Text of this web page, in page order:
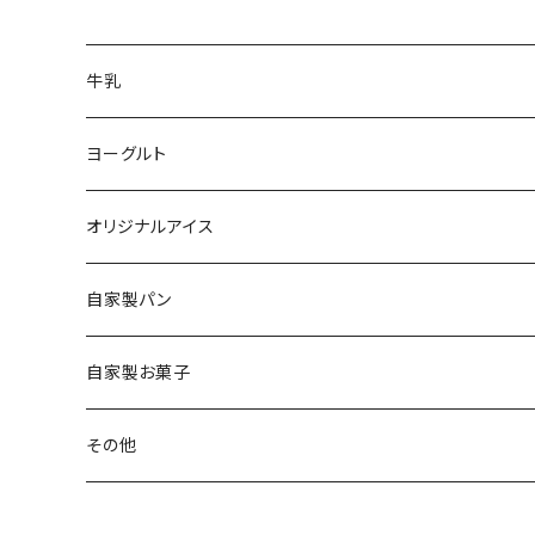
牛乳
ヨーグルト
オリジナルアイス
自家製パン
自家製お菓子
その他